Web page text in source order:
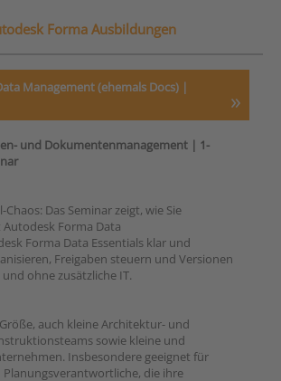
Forma Ausbildungen
Management (ehemals Docs) |
und Dokumentenmanagement | 1-
Das Seminar zeigt, wie Sie
Forma Data
Forma Data Essentials klar und
Freigaben steuern und Versionen
ohne zusätzliche IT.
auch kleine Architektur- und
sowie kleine und
Insbesondere geeignet für
die ihre